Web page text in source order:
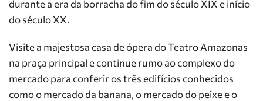
durante a era da borracha do fim do século XIX e início
do século XX.
Visite a majestosa casa de ópera do Teatro Amazonas
na praça principal e continue rumo ao complexo do
mercado para conferir os três edifícios conhecidos
como o mercado da banana, o mercado do peixe e o